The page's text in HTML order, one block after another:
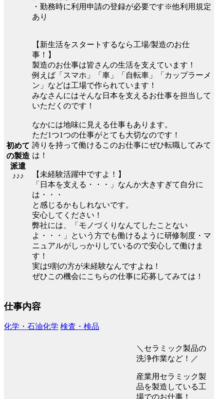
・勤務時に利用申請の登録が必要です※他利用規定
あり
初めて
の製造
派遣
♪♪♪
【新生活をスタートするなら工場/製造のお仕
事！】
製造のお仕事は皆さんの生活を支えています！
例えば「スマホ」「車」「自転車」「カップラーメ
ン」などは工場で作られています！
みなさんにはそんな日本を支えるお仕事を担当して
いただくのです！
なかには地味に見える仕事もあります。
ただ1つ1つの仕事がとても大切なのです！
誇りを持って働けるこのお仕事にぜひ転職してみて
は！
【未経験活躍中ですよ！】
「日本を支える・・・」なんか大きすぎて自分に
は・・・
と感じるかもしれないです。
安心してください！
弊社には、「モノづくりなんてしたことない
よ・・・」という方でも働けるように研修制度・マ
ニュアルがしっかりしているので安心して働けま
す！
実は9割の方が未経験なんですよね！
ぜひこの機会にこちらの仕事に応募してみては！
仕事内容
化学・石油化学 検査・検品
＼セラミック製品の
洗浄作業など！／
産業用セラミック製
品を製造している工
場でのお仕事！